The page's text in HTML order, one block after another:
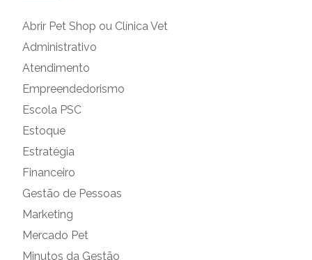
Abrir Pet Shop ou Clínica Vet
Administrativo
Atendimento
Empreendedorismo
Escola PSC
Estoque
Estratégia
Financeiro
Gestão de Pessoas
Marketing
Mercado Pet
Minutos da Gestão